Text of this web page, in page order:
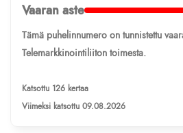
Vaaran aste
Tämä puhelinnumero on tunnistettu
Telemarkkinointiliiton toimesta.
Katsottu 126 kertaa
Viimeksi katsottu 09.08.2026